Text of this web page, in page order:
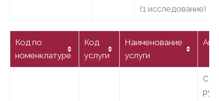
(1 исследование)
Код по
номенклатуре
Код
услуги
Наименование
услуги
руб